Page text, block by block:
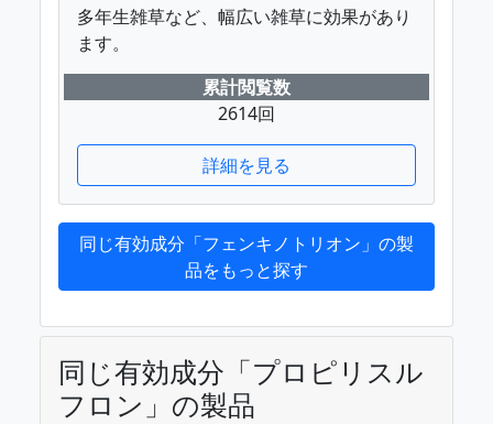
多年生雑草など、幅広い雑草に効果があり
ます。
累計閲覧数
2614回
詳細を見る
同じ有効成分「フェンキノトリオン」の製
品をもっと探す
同じ有効成分「プロピリスル
フロン」の製品